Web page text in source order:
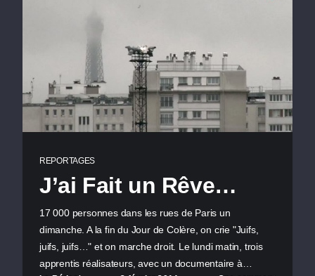
REPORTAGES
J’ai Fait un Rêve…
17 000 personnes dans les rues de Paris un
dimanche. A la fin du Jour de Colère, on crie "Juifs,
juifs, juifs…" et on marche droit. Le lundi matin, trois
apprentis réalisateurs, avec un documentaire à…